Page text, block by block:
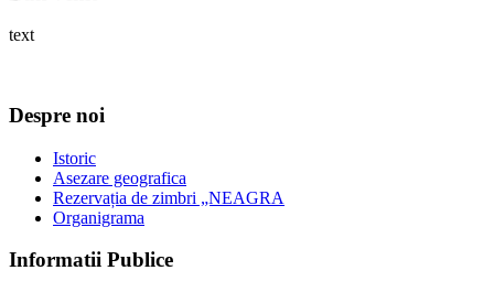
text
Despre noi
Istoric
Asezare geografica
Rezervația de zimbri „NEAGRA
Organigrama
Informatii Publice